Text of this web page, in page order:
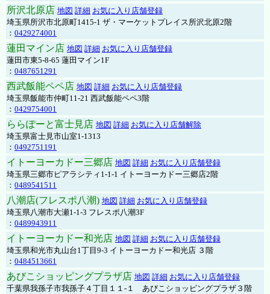
所沢北原店 地図 詳細 お気に入り店舗登録
埼玉県所沢市北原町1415-1 ザ・マーケットプレイス所沢北原2階
： 0429274001
蓮田マイン店 地図 詳細 お気に入り店舗登録
蓮田市東5-8-65 蓮田マイン1F
： 0487651291
西武飯能ペペ店 地図 詳細 お気に入り店舗登録
埼玉県飯能市仲町11-21 西武飯能ペペ3階
： 0429754001
ららぽーと富士見店 地図 詳細 お気に入り店舗解除
埼玉県富士見市山室1-1313
： 0492751191
イトーヨーカドー三郷店 地図 詳細 お気に入り店舗登録
埼玉県三郷市ピアラシティ1-1-1 イトーヨーカドー三郷店2階
： 0489541511
八潮店(フレスポ八潮) 地図 詳細 お気に入り店舗登録
埼玉県八潮市大瀬1-1-3 フレスポ八潮3F
： 0489943911
イトーヨーカドー和光店 地図 詳細 お気に入り店舗登録
埼玉県和光市丸山台1丁目9-3 イトーヨーカドー和光店 ３階
： 0484513661
あびこショッピングプラザ店 地図 詳細 お気に入り店舗登録
千葉県我孫子市我孫子４丁目１１-１ あびこショッピングプラザ３階